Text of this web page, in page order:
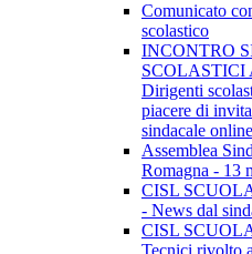
Comunicato
scolastico
INCONTRO
SCOLASTICI
Dirigenti
piacere di
sindacale
Assemblea
Romagna - 13
CISL
- News dal
CISL